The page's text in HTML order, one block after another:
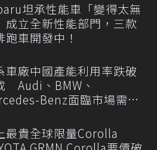
坦承性能車「變得太無
成立全新性能部門，三款
跑車開發中！
車廠中國產能利用率跌破
Audi、BMW、
Benz面臨市場需求
最貴全球限量Corolla